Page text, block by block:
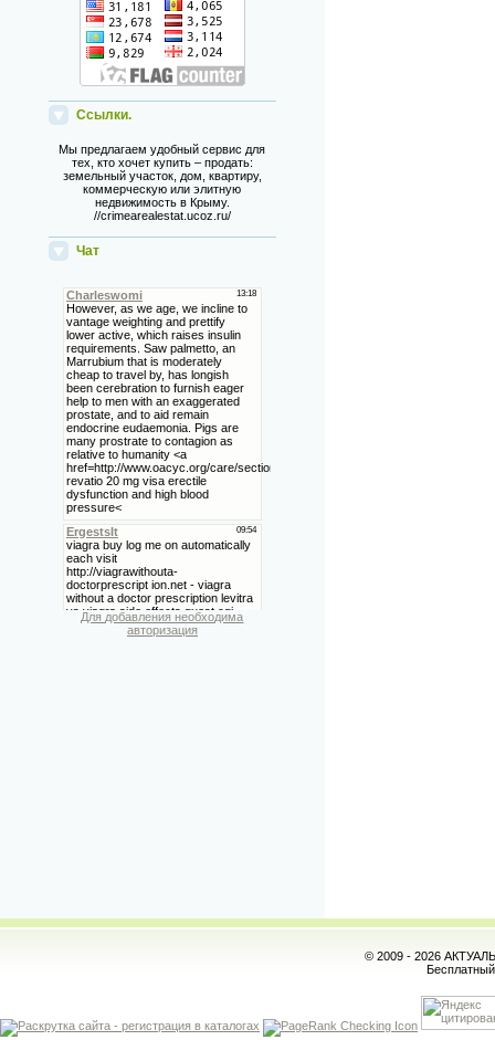
Ссылки.
Мы предлагаем удобный сервис для
тех, кто хочет купить – продать:
земельный участок, дом, квартиру,
коммерческую или элитную
недвижимость в Крыму.
//crimearealestat.ucoz.ru/
Чат
Для добавления необходима
авторизация
© 2009 - 2026